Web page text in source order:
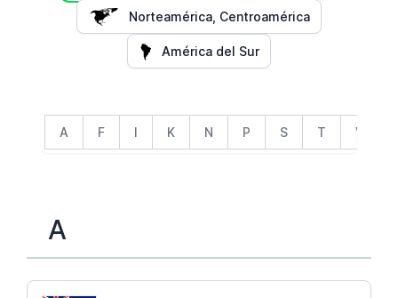
Norteamérica, Centroamérica
América del Sur
A F I K N P S T V
A